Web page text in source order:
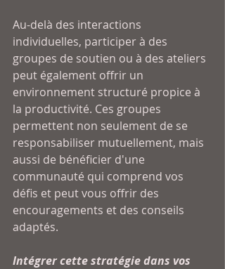
Au-delà des interactions
individuelles, participer à des
groupes de soutien ou à des ateliers
peut également offrir un
environnement structuré propice à
la productivité. Ces groupes
permettent non seulement de se
responsabiliser mutuellement, mais
aussi de bénéficier d'une
communauté qui comprend vos
défis et peut vous offrir des
encouragements et des conseils
adaptés.
Intégrer cette stratégie dans vos